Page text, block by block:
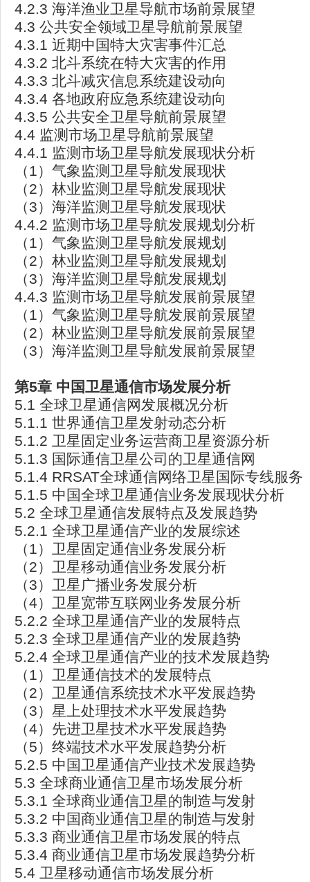
4.2.3 海洋渔业卫星导航市场前景展望
4.3 公共安全领域卫星导航前景展望
4.3.1 近期中国特大灾害事件汇总
4.3.2 北斗系统在特大灾害的作用
4.3.3 北斗减灾信息系统建设动向
4.3.4 各地政府应急系统建设动向
4.3.5 公共安全卫星导航前景展望
4.4 监测市场卫星导航前景展望
4.4.1 监测市场卫星导航发展现状分析
（1）气象监测卫星导航发展现状
（2）林业监测卫星导航发展现状
（3）海洋监测卫星导航发展现状
4.4.2 监测市场卫星导航发展规划分析
（1）气象监测卫星导航发展规划
（2）林业监测卫星导航发展规划
（3）海洋监测卫星导航发展规划
4.4.3 监测市场卫星导航发展前景展望
（1）气象监测卫星导航发展前景展望
（2）林业监测卫星导航发展前景展望
（3）海洋监测卫星导航发展前景展望
第5章 中国卫星通信市场发展分析
5.1 全球卫星通信网发展概况分析
5.1.1 世界通信卫星发射动态分析
5.1.2 卫星固定业务运营商卫星资源分析
5.1.3 国际通信卫星公司的卫星通信网
5.1.4 RRSAT全球通信网络卫星国际专线服务
5.1.5 中国全球卫星通信业务发展现状分析
5.2 全球卫星通信发展特点及发展趋势
5.2.1 全球卫星通信产业的发展综述
（1）卫星固定通信业务发展分析
（2）卫星移动通信业务发展分析
（3）卫星广播业务发展分析
（4）卫星宽带互联网业务发展分析
5.2.2 全球卫星通信产业的发展特点
5.2.3 全球卫星通信产业的发展趋势
5.2.4 全球卫星通信产业的技术发展趋势
（1）卫星通信技术的发展特点
（2）卫星通信系统技术水平发展趋势
（3）星上处理技术水平发展趋势
（4）先进卫星技术水平发展趋势
（5）终端技术水平发展趋势分析
5.2.5 中国卫星通信产业技术发展趋势
5.3 全球商业通信卫星市场发展分析
5.3.1 全球商业通信卫星的制造与发射
5.3.2 中国商业通信卫星的制造与发射
5.3.3 商业通信卫星市场发展的特点
5.3.4 商业通信卫星市场发展趋势分析
5.4 卫星移动通信市场发展分析